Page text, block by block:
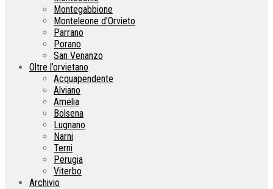
Montegabbione
Monteleone d’Orvieto
Parrano
Porano
San Venanzo
Oltre l’orvietano
Acquapendente
Alviano
Amelia
Bolsena
Lugnano
Narni
Terni
Perugia
Viterbo
Archivio